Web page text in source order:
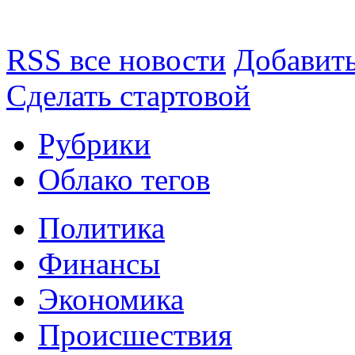
RSS все новости
Сделать стартовой
Рубрики
Облако тегов
Политика
Финансы
Экономика
Происшествия